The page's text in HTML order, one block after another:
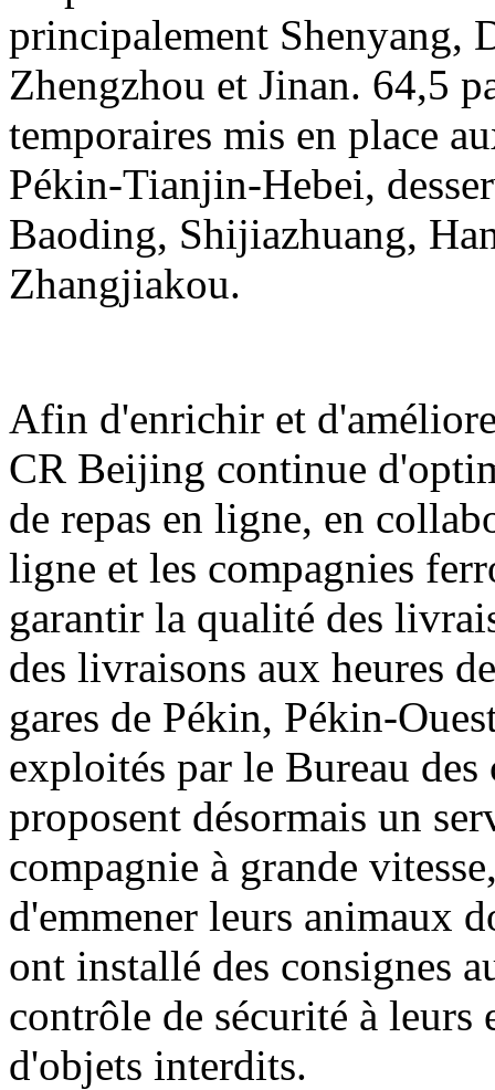
principalement Shenyang,
Zhengzhou et Jinan. 64,5
temporaires mis en place
Pékin-Tianjin-Hebei,
Baoding, Shijiazhuang,
Zhangjiakou.
Afin d'enrichir et
CR Beijing continue
de repas en ligne, en
ligne et les compagnies
garantir la qualité des
des livraisons aux heures
gares de Pékin, Pékin-
exploités par le Bureau
proposent désormais un
compagnie à grande
d'emmener leurs animaux
ont installé des consignes
contrôle de sécurité à
d'objets interdits.